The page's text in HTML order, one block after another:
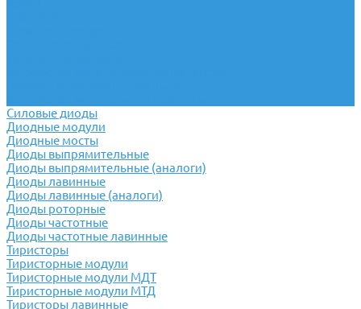
Силовые диоды
Диодные модули
Диодные мосты
Диоды выпрямительные
Диоды выпрямительные (аналоги)
Диоды лавинные
Диоды лавинные (аналоги)
Диоды роторные
Диоды частотные
Диоды частотные лавинные
Тиристоры
Тиристорные модули
Тиристорные модули МДТ
Тиристорные модули МТД
Тиристоры лавинные